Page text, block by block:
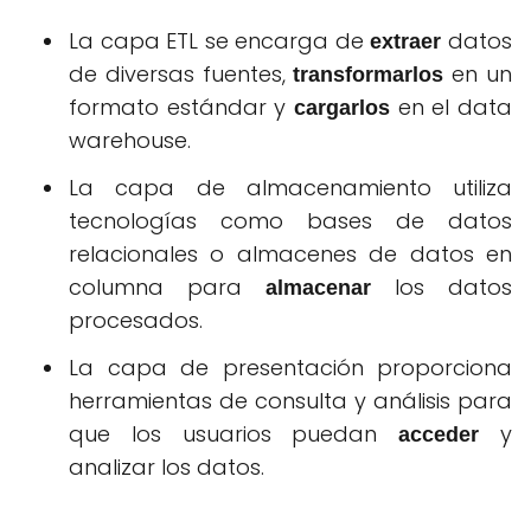
La capa ETL se encarga deextraer datos
de diversas fuentes,transformarlos en un
formato estándar y cargarlos en el data
warehouse.
La capa de almacenamiento utiliza
tecnologías como bases de datos
relacionales o almacenes de datos en
columna para
almacenar
los datos
procesados.
La capa de presentación proporciona
herramientas de consulta y análisis para
que los usuarios puedanacceder
y
analizar los datos.